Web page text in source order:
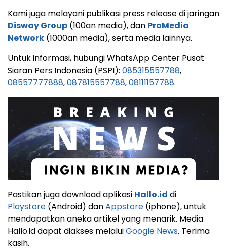
Kami juga melayani publikasi press release di jaringan
Disway Group (100an media), dan ProMedia
Network (1000an media), serta media lainnya.
Untuk informasi, hubungi WhatsApp Center Pusat
Siaran Pers Indonesia (PSPI): 085315557788,
08557777888,087815557788,08111157788.
Pastikan juga download aplikasi Hallo.id di
Playstore (Android) danAppstore (iphone), untuk
mendapatkan aneka artikel yang menarik. Media
Hallo.id dapat diakses melaluiGoogle News. Terima
kasih.